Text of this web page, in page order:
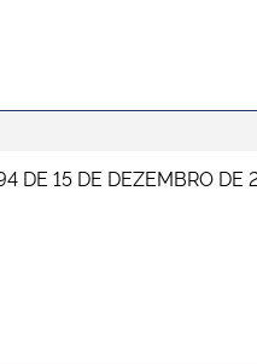
DE 15 DE DEZEMBRO DE